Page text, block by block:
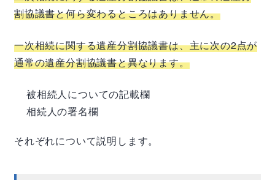
割協議書と何ら変わるところはありません。
一次相続に関する遺産分割協議書は、主に次の2点が
通常の遺産分割協議書と異なります。
被相続人についての記載欄
相続人の署名欄
それぞれについて説明します。